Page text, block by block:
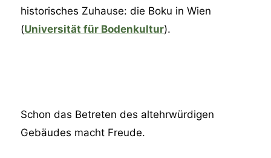
historisches Zuhause: die Boku in Wien
(Universität für Bodenkultur).
Schon das Betreten des altehrwürdigen
Gebäudes macht Freude.